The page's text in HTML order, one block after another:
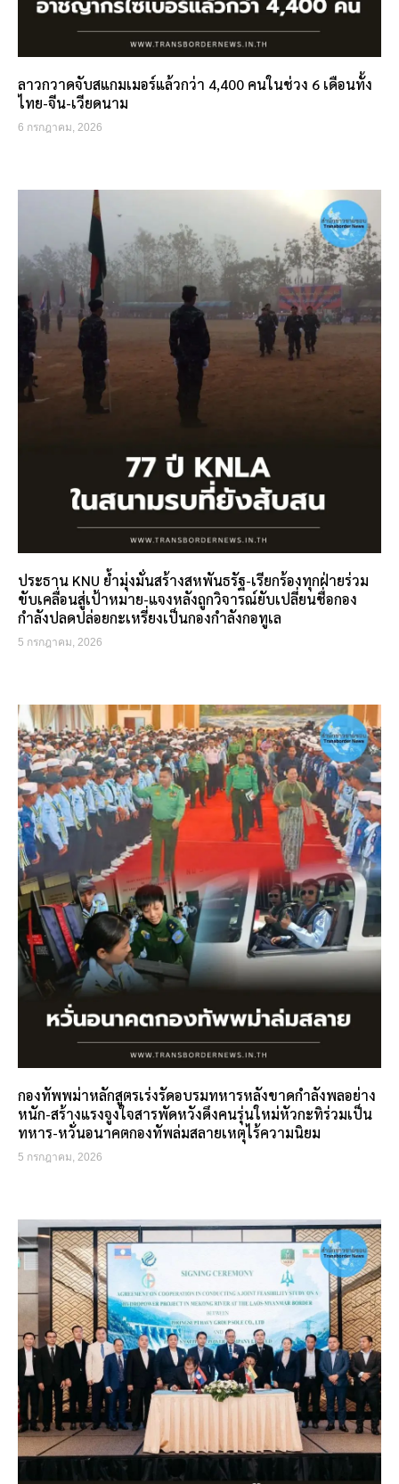
ลาวกวาดจับสแกมเมอร์แล้วกว่า 4,400 คนในช่วง 6 เดือนทั้ง
ไทย-จีน-เวียดนาม
6 กรกฎาคม, 2026
ประธาน KNU ย้ำมุ่งมั่นสร้างสหพันธรัฐ-เรียกร้องทุกฝ่ายร่วม
ขับเคลื่อนสู่เป้าหมาย-แจงหลังถูกวิจารณ์ยับเปลี่ยนชื่อกอง
กำลังปลดปล่อยกะเหรี่ยงเป็นกองกำลังกอทูเล
5 กรกฎาคม, 2026
กองทัพพม่าหลักสูตรเร่งรัดอบรมทหารหลังขาดกำลังพลอย่าง
หนัก-สร้างแรงจูงใจสารพัดหวังดึงคนรุ่นใหม่หัวกะทิร่วมเป็น
ทหาร-หวั่นอนาคตกองทัพล่มสลายเหตุไร้ความนิยม
5 กรกฎาคม, 2026